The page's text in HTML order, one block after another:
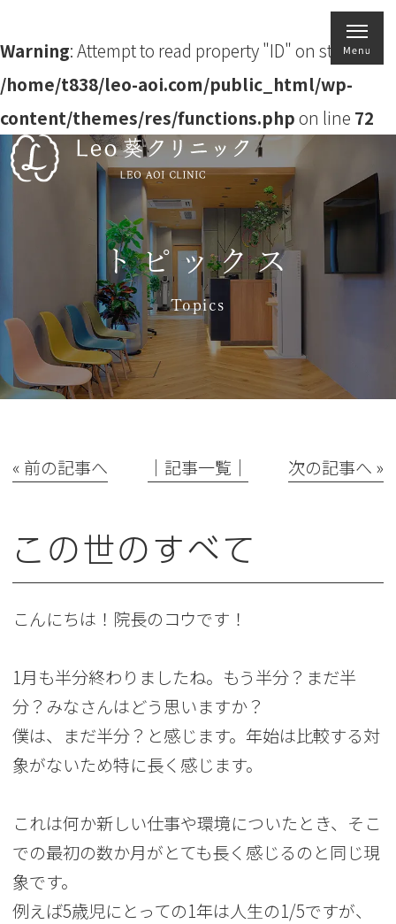
Warning: Attempt to read property "ID" on string in
/home/t838/leo-aoi.com/public_html/wp-
content/themes/res/functions.phpon line 72
トピックス
Topics
« 前の記事へ │記事一覧│ 次の記事へ »
この世のすべて
こんにちは！院長のコウです！
1月も半分終わりましたね。もう半分？まだ半
分？みなさんはどう思いますか？
僕は、まだ半分？と感じます。年始は比較する対
象がないため特に長く感じます。
これは何か新しい仕事や環境についたとき、そこ
での最初の数か月がとても長く感じるのと同じ現
象です。
例えば5歳児にとっての1年は人生の1/5ですが、